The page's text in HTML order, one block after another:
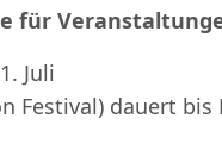
für
Juli
Festival) dauert